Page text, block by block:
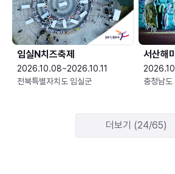
임실N치즈축제
2026.10.08~2026.10.11
전북특별자치도 임실군
서산해
충청남도
더보기 (24/65)